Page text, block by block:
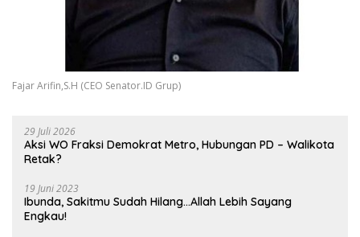
Fajar Arifin,S.H (CEO Senator.ID Grup)
29 Juli 2026
Aksi WO Fraksi Demokrat Metro, Hubungan PD – Walikota
Retak?
19 Juni 2023
Ibunda, Sakitmu Sudah Hilang…Allah Lebih Sayang
Engkau!